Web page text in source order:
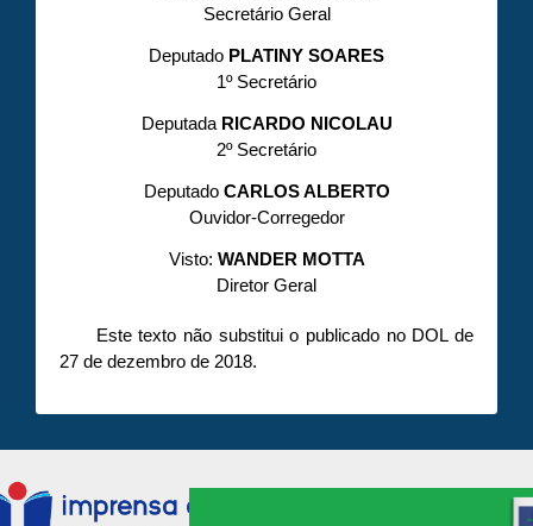
Secretário Geral
Deputado PLATINY SOARES
1º Secretário
DeputadaRICARDO NICOLAU
2º Secretário
DeputadoCARLOS ALBERTO
Ouvidor-Corregedor
Visto: WANDER MOTTA
Diretor Geral
Este texto não substitui o publicado no DOL de
27 de dezembro de 2018.